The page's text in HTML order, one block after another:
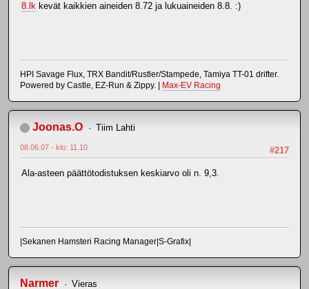
8.lk kevät kaikkien aineiden 8.72 ja lukuaineiden 8.8. :)
HPI Savage Flux, TRX Bandit/Rustler/Stampede, Tamiya TT-01 drifter.
Powered by Castle, EZ-Run & Zippy. |
Max-EV Racing
Joonas.O Tiim Lahti
#217
08.06.07 - klo: 11.10
Ala-asteen päättötodistuksen keskiarvo oli n. 9,3.
|Sekanen Hamsteri Racing Manager|S-Grafix|
Narmer Vieras